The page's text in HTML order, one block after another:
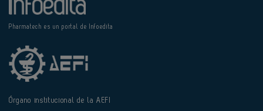
Pharmatech es un portal de Infoedita
Órgano institucional de la AEFI